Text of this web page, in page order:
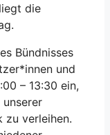
die
Bündnisses
und
– 13:30 ein,
zu verleihen.